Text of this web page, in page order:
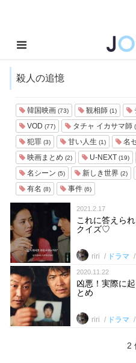
殺人の追憶
韓国映画 (73) 観相師 (1)
VOD (77) タチャ イカサマ師
犯罪 (3) 甘い人生 (1) 名
映画まとめ (2) U-NEXT (19)
名シーン (5) 新しき世界 (2)
有名 (8) 事件 (6)
2021.2.17
これに答えら
クイズ♡
riri ドラマ
2020.11.22
凶悪！実際に
とめ
riri ドラマ
2